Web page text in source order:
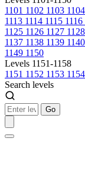
1101 1102 1103 1104
1113 1114 1115 1116
1125 1126 1127 1128
1137 1138 1139 1140
1149 1150
Levels 1151-1158
1151 1152 1153 1154
Search levels
Go